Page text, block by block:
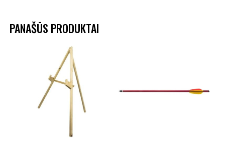
PANAŠŪS PRODUKTAI